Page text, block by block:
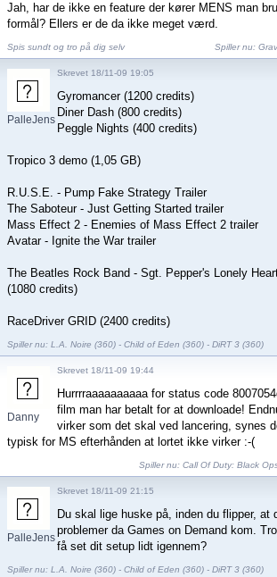
Jah, har de ikke en feature der kører MENS man
formål? Ellers er de da ikke meget værd.
Spis sundt og tro på dig selv Spiller nu:
PalleJensen
Skrevet 18/11-09 19:05
Gyromancer (1200 credits)
Diner Dash (800 credits)
Peggle Nights (400 credits)
Tropico 3 demo (1,05 GB)
R.U.S.E. - Pump Fake Strategy Trailer
The Saboteur - Just Getting Started trailer
Mass Effect 2 - Enemies of Mass Effect 2 trailer
Avatar - Ignite the War trailer
The Beatles Rock Band - Sgt. Pepper's Lonely
(1080 credits)
RaceDriver GRID (2400 credits)
Spiller nu: L.A. Noire (360) - Child of Eden (360) - DiRT 3 (360)
Danny
Skrevet 18/11-09 19:44
Hurrrraaaaaaaaaa for status code
film man har betalt for at downloade!
virker som det skal ved lancering, synes
typisk for MS efterhånden at lortet ikke virker :-(
Spiller nu: Call Of Duty: Black
PalleJensen
Skrevet 18/11-09 21:15
Du skal lige huske på, inden du flipper, at
problemer da Games on Demand kom.
få set dit setup lidt igennem?
Spiller nu: L.A. Noire (360) - Child of Eden (360) - DiRT 3 (360)